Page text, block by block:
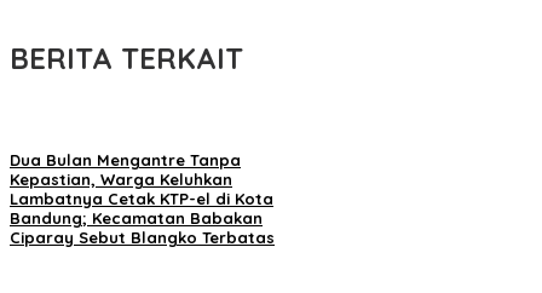
BERITA TERKAIT
Dua Bulan Mengantre Tanpa
Kepastian, Warga Keluhkan
Lambatnya Cetak KTP-el di Kota
Bandung; Kecamatan Babakan
Ciparay Sebut Blangko Terbatas